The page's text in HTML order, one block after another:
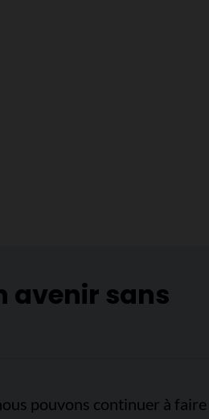
avenir sans
pouvons continuer à